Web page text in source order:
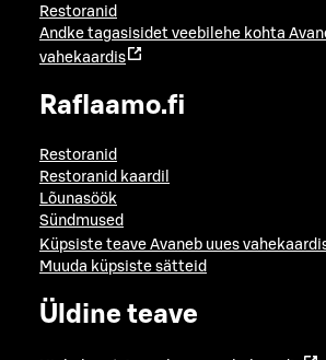
Restoranid
Andke tagasisidet veebilehe kohta
vahekaardis
Raflaamo.fi
Restoranid
Restoranid kaardil
Lõunasöök
Sündmused
Küpsiste teave Avaneb uues
Muuda küpsiste sätteid
Üldine teave